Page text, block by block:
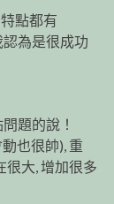
點都有
為是很成功
題的說！
也很帥), 重
大, 增加很多